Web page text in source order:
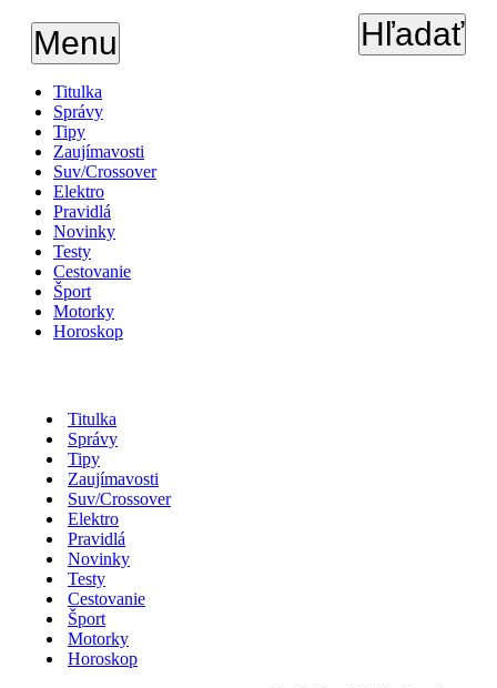
Menu Hľadať
Titulka
Správy
Tipy
Zaujímavosti
Suv/Crossover
Elektro
Pravidlá
Novinky
Testy
Cestovanie
Šport
Motorky
Horoskop
Titulka
Správy
Tipy
Zaujímavosti
Suv/Crossover
Elektro
Pravidlá
Novinky
Testy
Cestovanie
Šport
Motorky
Horoskop